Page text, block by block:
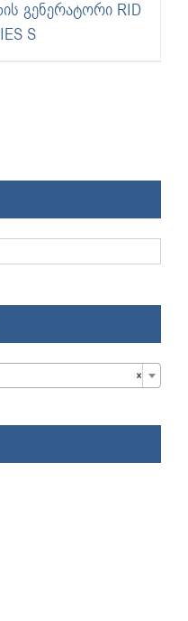
გენერატორი RID
S
×